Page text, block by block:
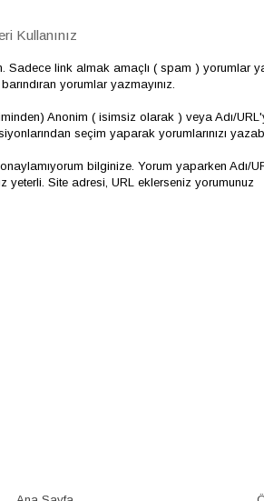
Kullanınız
Sadece link almak amaçlı ( spam ) yorumlar
yorumlar yazmayınız.
Anonim ( isimsiz olarak ) veya Adı/
seçim yaparak yorumlarınızı
bilginize. Yorum yaparken Adı/
yeterli. Site adresi, URL eklerseniz yorumunuz